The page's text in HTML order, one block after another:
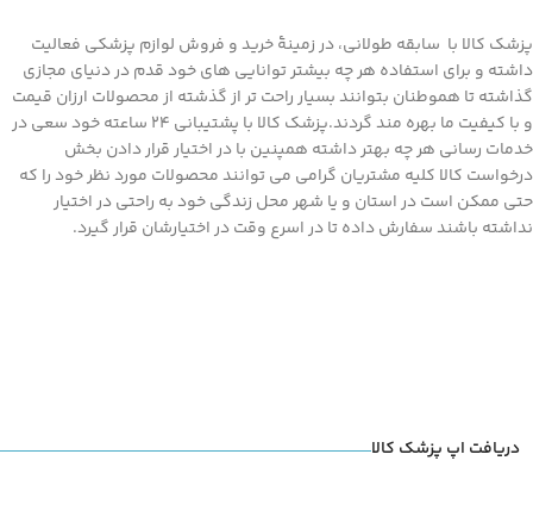
پزشک کالا با سابقه طولانی، در زمینۀ خرید و فروش لوازم پزشکی فعالیت
داشته و برای استفاده هر چه بیشتر توانایی های خود قدم در دنیای مجازی
گذاشته تا هموطنان بتوانند بسیار راحت تر از گذشته از محصولات ارزان قیمت
و با کیفیت ما بهره مند گردند.پزشک کالا با پشتیبانی 24 ساعته خود سعی در
خدمات رسانی هر چه بهتر داشته همپنین با در اختیار قرار دادن بخش
درخواست کالا کلیه مشتریان گرامی می توانند محصولات مورد نظر خود را که
حتی ممکن است در استان و یا شهر محل زندگی خود به راحتی در اختیار
نداشته باشند سفارش داده تا در اسرع وقت در اختیارشان قرار گیرد.
دریافت اپ پزشک کالا